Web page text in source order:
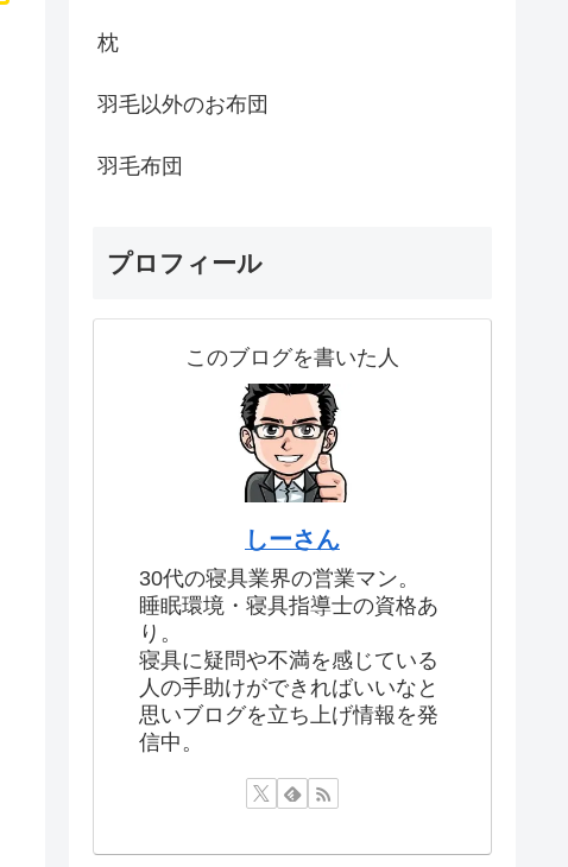
枕
羽毛以外のお布団
羽毛布団
プロフィール
このブログを書いた人
しーさん
30代の寝具業界の営業マン。
睡眠環境・寝具指導士の資格あ
り。
寝具に疑問や不満を感じている
人の手助けができればいいなと
思いブログを立ち上げ情報を発
信中。